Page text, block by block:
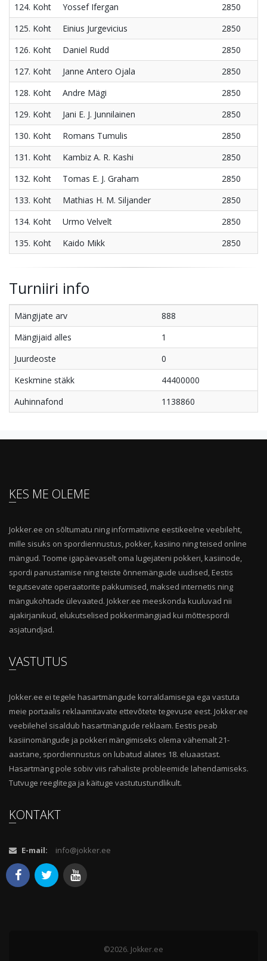
124. Koht
Yossef Ifergan
2850
125. Koht
Einius Jurgevicius
2850
126. Koht
Daniel Rudd
2850
127. Koht
Janne Antero Ojala
2850
128. Koht
Andre Mägi
2850
129. Koht
Jani E. J. Junnilainen
2850
130. Koht
Romans Tumulis
2850
131. Koht
Kambiz A. R. Kashi
2850
132. Koht
Tomas E. J. Graham
2850
133. Koht
Mathias H. M. Siljander
2850
134. Koht
Urmo Velvelt
2850
135. Koht
Kaido Mikk 2850
Turniiri info
Mängijate arv
888
Mängijaid alles
1
Juurdeoste
0
Keskmine stäkk
44400000
Auhinnafond
1138860
KES ME OLEME
Jokker.ee on sõltumatu ning informatiivne eestikeelne veebileht,
mille sisuks on spordiennustus, pokker, kasiino ning teised online
mängud. Toome igapäevaselt oma lugejateni pokkeri, kasiinode,
spordi panustamise ning teiste õnnemängude uudised, Eestis
tegutsevate operaatorite pakkumised, maksed internetis ning
mängukohtade ülevaated. Jokker.ee meeskonda kuuluvad nii
ajakirjanikud, elukutselised pokkerimängijad kui mõttespordi
asjatundjad.
VASTUTUS
Jokker.ee ei tegele hasartmängude korraldamisega ega vastuta
meie portaalis reklaamitavate ettevõtete tegevuse eest. Jokker.ee
veebilehel sisaldub hasartmängude reklaam. Eestis peab
kasiinomängude ja pokkeri mängimiseks olema vähemalt 21-
aastane, spordiennustus on lubatud alates 18. eluaastast.
Hasartmäng pole sobiv viis rahaliste probleemide lahendamiseks.
Tutvuge reeglitega ja käituge vastutustundlikult.
KONTAKT
E-mail: info@jokker.ee
©2026. Jokker.ee